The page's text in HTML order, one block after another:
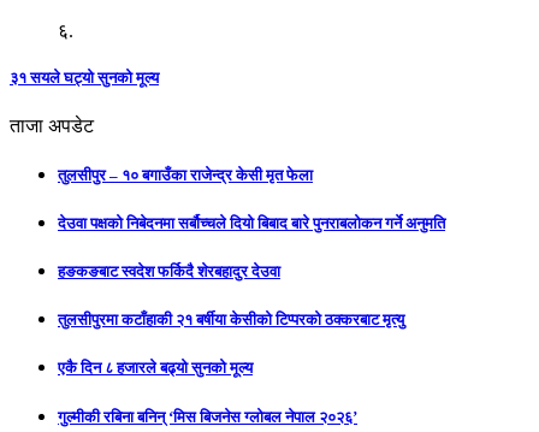
६.
३१ सयले घट्यो सुनको मूल्य
ताजा अपडेट
तुलसीपुर – १० बगाउँका राजेन्द्र केसी मृत फेला
देउवा पक्षको निबेदनमा सर्बौच्चले दियो बिबाद बारे पुनराबलोकन गर्ने अनुमति
हङकङबाट स्वदेश फर्किदै शेरबहादुर देउवा
तुलसीपुरमा कटाँहाकी २१ बर्षीया केसीको टिप्परको ठक्करबाट मृत्यु
एकै दिन ८ हजारले बढ्यो सुनको मूल्य
गुल्मीकी रबिना बनिन् ‘मिस बिजनेस ग्लोबल नेपाल २०२६’